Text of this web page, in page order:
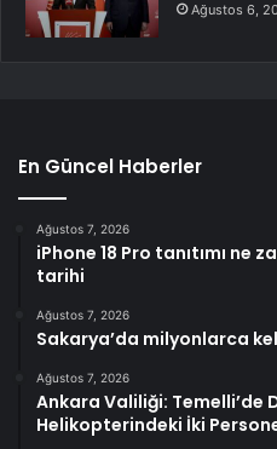
Ağustos 6,
En Güncel Haberler
Ağustos 7, 2026
iPhone 18 Pro tanıtımı ne
tarihi
Ağustos 7, 2026
Sakarya’da milyonlarca
Ağustos 7, 2026
Ankara Valiliği: Temelli’de
Helikopterindeki İki